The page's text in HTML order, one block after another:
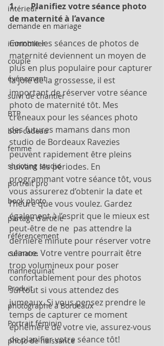
intérieur
demande en mariage
immobilier
couple
événement
suivi de chantier
BTP
bon cadeau
femme
shooting studio
portrait pro
book photo
partage d'article
référencement
culinaire
mannequinat
Produit
photographe à Bordeaux
Portrait féminin
photo de naissance
1.       Planifiez votre séance photo
de maternité à l’avance
Comme les séances de photos de
maternité deviennent un moyen de
plus en plus populaire pour capturer
la joie de la grossesse, il est
important de réserver votre séance
photo de maternité tôt. Mes
créneaux pour les séances photo
des futures mamans dans mon
studio de Bordeaux Ravezies
peuvent rapidement être pleins
suivant les périodes. En
programmant votre séance tôt, vous
vous assurerez d’obtenir la date et
l’heure que vous voulez. Gardez
également à l’esprit que le mieux est
peut-être de ne  pas attendre la
dernière minute pour réserver votre
séance. Votre ventre pourrait être
trop volumineux pour poser
confortablement pour des photos
surtout si vous attendez des
jumeaux. Si vous pensez prendre le
temps de capturer ce moment
éphémère de votre vie, assurez-vous
de planifier votre séance tôt!